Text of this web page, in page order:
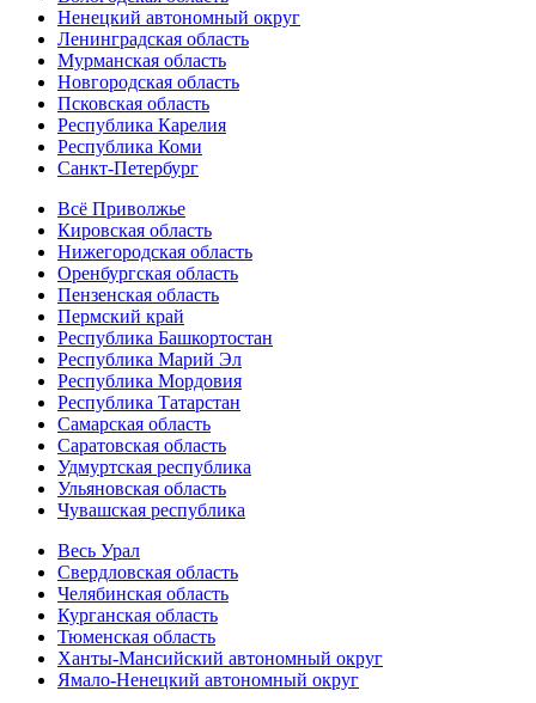
Ненецкий автономный округ
Ленинградская область
Мурманская область
Новгородская область
Псковская область
Республика Карелия
Республика Коми
Санкт-Петербург
Всё Приволжье
Кировская область
Нижегородская область
Оренбургская область
Пензенская область
Пермский край
Республика Башкортостан
Республика Марий Эл
Республика Мордовия
Республика Татарстан
Самарская область
Саратовская область
Удмуртская республика
Ульяновская область
Чувашская республика
Весь Урал
Свердловская область
Челябинская область
Курганская область
Тюменская область
Ханты-Мансийский автономный округ
Ямало-Ненецкий автономный округ